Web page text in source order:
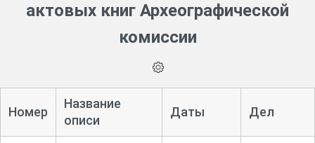
актовых книг Археографической
комиссии
Номер
Название
описи
Даты Дел